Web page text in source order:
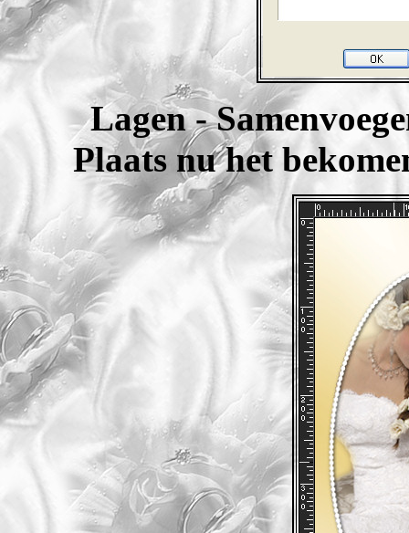
Lagen -
Plaats nu het